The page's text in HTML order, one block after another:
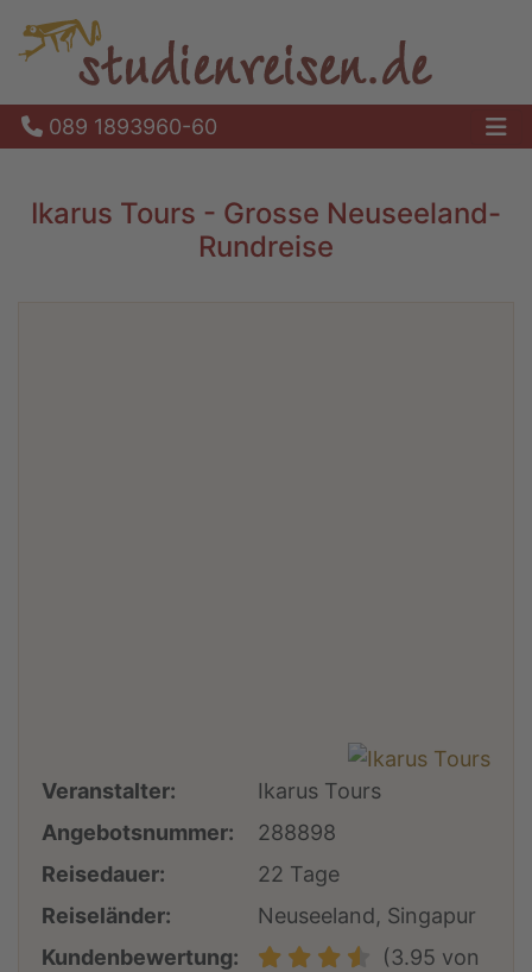
089 1893960-60
Ikarus Tours - Grosse Neuseeland-
Rundreise
Veranstalter:
Ikarus Tours
Angebotsnummer:
288898
Reisedauer:
22 Tage
Reiseländer:
Neuseeland, Singapur
Kundenbewertung:
(3.95 von